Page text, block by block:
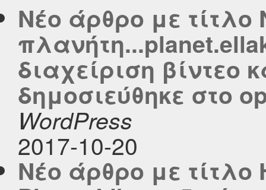
Νέο άρθρο με
διαχείριση βίντεο
δημοσιεύθηκε στο
WordPress
2017-10-20
Νέο άρθρο με